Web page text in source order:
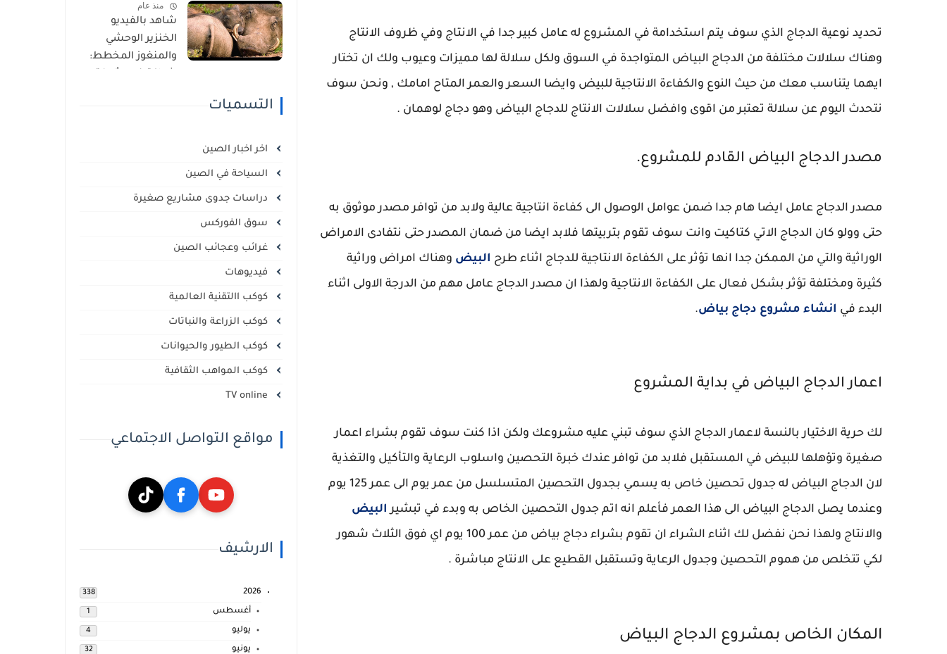
تحديد نوعية الدجاج الذي سوف يتم استخدامة في المشروع له عامل كبير جدا في الانتاج وفي ظروف الانتاج
وهناك سلالات مختلفة من الدجاج البياض المتواجدة في السوق ولكل سلالة لها مميزات وعيوب ولك ان تختار
ايهما يتناسب معك من حيث النوع والكفاءة الانتاجية للبيض وايضا السعر والعمر المتاح امامك , ونحن سوف
نتحدث اليوم عن سلالة تعتبر من اقوى وافضل سلالات الانتاج للدجاج البياض وهو دجاج لوهمان .
مصدر الدجاج البياض القادم للمشروع.
مصدر الدجاج عامل ايضا هام جدا ضمن عوامل الوصول الى كفاءة انتاجية عالية ولابد من توافر مصدر موثوق به
حتى وولو كان الدجاج الاتي كتاكيت وانت سوف تقوم بتربيتها فلابد ايضا من ضمان المصدر حتى نتفادى الامراض
الوراثية والتي من الممكن جدا انها تؤثر على الكفاءة الانتاجية للدجاج اثناء طرح البيض وهناك امراض وراثية
كثيرة ومختلفة تؤثر بشكل فعال على الكفاءة الانتاجية ولهذا ان مصدر الدجاج عامل مهم من الدرجة الاولى اثناء
البدء في انشاء مشروع دجاج بياض.
اعمار الدجاج البياض في بداية المشروع
لك حرية الاختيار بالنسة لاعمار الدجاج الذي سوف تبني عليه مشروعك ولكن اذا كنت سوف تقوم بشراء اعمار
صغيرة وتؤهلها للبيض في المستقبل فلابد من توافر عندك خبرة التحصين واسلوب الرعاية والتأكيل والتغذية
لان الدجاج البياض له جدول تحصين خاص به يسمي بجدول التحصين المتسلسل من عمر يوم الى عمر 125 يوم
وعندما يصل الدجاج البياض الى هذا العمر فأعلم انه اتم جدول التحصين الخاص به وبدء في تبشيرالبيض
والانتاج ولهذا نحن نفضل لك اثناء الشراء ان تقوم بشراء دجاج بياض من عمر 100 يوم اي فوق الثلاث شهور
لكي تتخلص من هموم التحصين وجدول الرعاية وتستقبل القطيع على الانتاج مباشرة .
المكان الخاص بمشروع الدجاج البياض
للسلوك والوعي
الذاتي
منذ عام
شاهد بالفيديو
الخنزير الوحشي
والمنغوز المخطط:
التسميات
اخر اخبار الصين
السياحة في الصين
دراسات جدوى مشاريع صغيرة
سوق الفوركس
غرائب وعجائب الصين
فيديوهات
كوكب االتقنية العالمية
كوكب الزراعة والنباتات
كوكب الطيور والحيوانات
كوكب المواهب الثقافية
مواقع التواصل الاجتماعي
الارشيف
2026
338
أغسطس 1
يوليو 4
يونيو 32